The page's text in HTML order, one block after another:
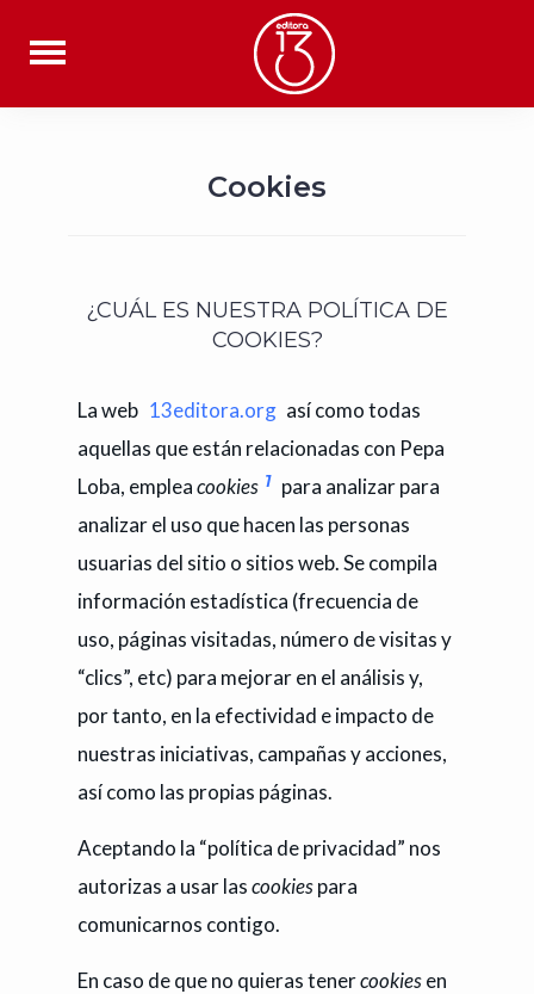
Cookies
¿CUÁL ES NUESTRA POLÍTICA DE
COOKIES?
La web 13editora.org así como todas
aquellas que están relacionadas con Pepa
Loba, empleacookies 1 para analizar para
analizar el uso que hacen las personas
usuarias del sitio o sitios web. Se compila
información estadística (frecuencia de
uso, páginas visitadas, número de visitas y
“clics”, etc) para mejorar en el análisis y,
por tanto, en la efectividad e impacto de
nuestras iniciativas, campañas y acciones,
así como las propias páginas.
Aceptando la “política de privacidad” nos
autorizas a usar lascookiespara
comunicarnos contigo.
En caso de que no quieras tenercookiesen